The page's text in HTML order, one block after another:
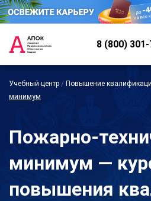
8 (800)
Учебный центр / Повышение
минимум
Пожарно-
минимум —
повышения